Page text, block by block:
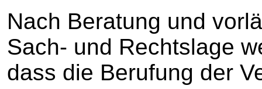
Nach Beratung und
Sach- und Rechtslage
dass die Berufung der